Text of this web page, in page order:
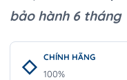
bảo hành 6 tháng
CHÍNH HÃNG
100%